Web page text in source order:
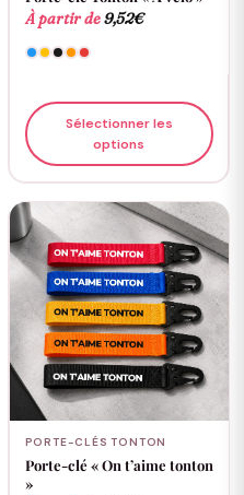
À partir de9,52€
Sélectionner les
options
PORTE-CLÉS TONTON
Porte-clé « On t’aime tonton
»